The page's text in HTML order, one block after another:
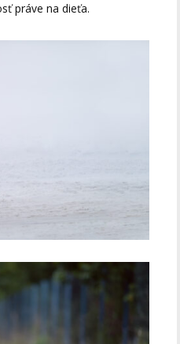
práve na dieťa.